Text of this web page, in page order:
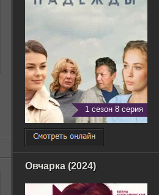
1 сезон 8 серия
Овчарка (2024)